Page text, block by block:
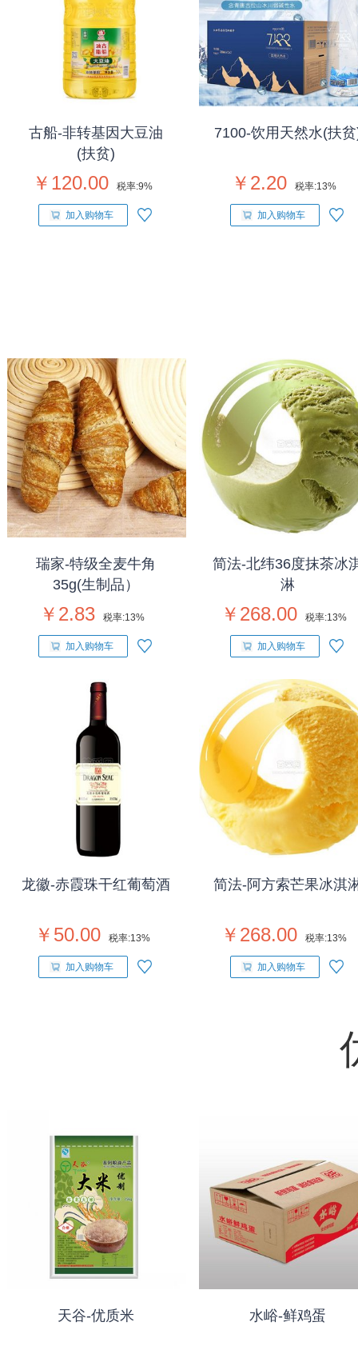
古船-非转基因大豆油
(扶贫)
￥120.00 税率:9%
加入购物车
7100-饮用天然水(扶
￥2.20 税率:13%
加入购物车
瑞家-特级全麦牛角
35g(生制品）
￥2.83 税率:13%
加入购物车
简法-北纬36度抹茶冰
淋
￥268.00 税率:13%
加入购物车
龙徽-赤霞珠干红葡萄酒
￥50.00 税率:13%
加入购物车
简法-阿方索芒果冰淇
￥268.00 税率:13%
加入购物车
天谷-优质米 水峪-鲜鸡蛋